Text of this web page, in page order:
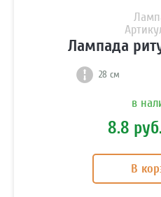
Лампада
28 см
в
8.8 руб.
В